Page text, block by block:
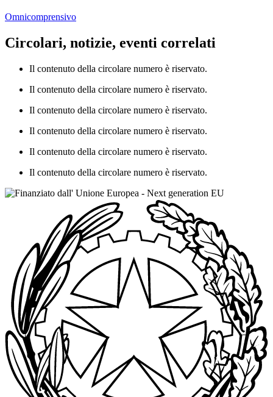
Omnicomprensivo
Circolari, notizie, eventi correlati
Il contenuto della circolare numero è riservato.
Il contenuto della circolare numero è riservato.
Il contenuto della circolare numero è riservato.
Il contenuto della circolare numero è riservato.
Il contenuto della circolare numero è riservato.
Il contenuto della circolare numero è riservato.